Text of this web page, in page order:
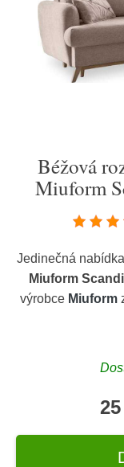
Béžová
Miuform
Jedinečná nabídka
Miuform
výrobce Miuform